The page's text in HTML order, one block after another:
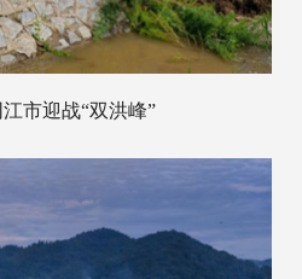
市迎战“双洪峰”